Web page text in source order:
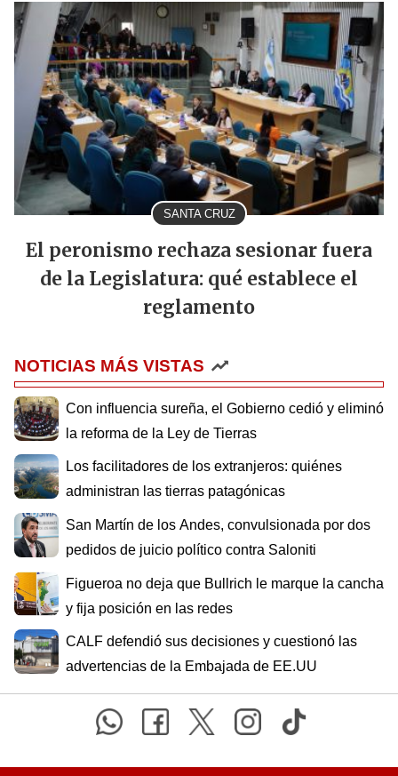
SANTA CRUZ
El peronismo rechaza sesionar fuera
de la Legislatura: qué establece el
reglamento
NOTICIAS MÁS VISTAS
Con influencia sureña, el Gobierno cedió y eliminó
la reforma de la Ley de Tierras
Los facilitadores de los extranjeros: quiénes
administran las tierras patagónicas
San Martín de los Andes, convulsionada por dos
pedidos de juicio político contra Saloniti
Figueroa no deja que Bullrich le marque la cancha
y fija posición en las redes
CALF defendió sus decisiones y cuestionó las
advertencias de la Embajada de EE.UU